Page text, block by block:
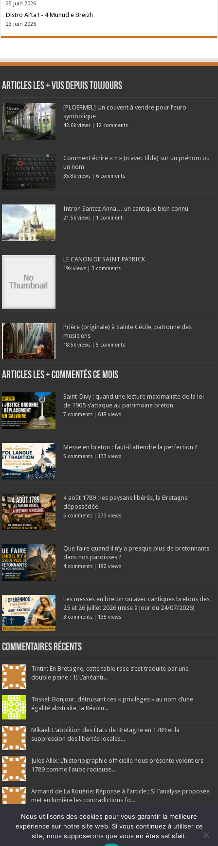
25 juin 2026
Distro Ai'ta ! - 4 Munud e Breizh
23 juin 2026
Articles les + vus depuis toujours
[PLOERMEL] Un couvent à vendre pour l’euro
symbolique
42.6k views | 12 comments
Comment écrire « ñ » (n avec tilde) sur un prénom ou
un nom
35.8k views | 6 comments
Intron Santez Anna… un cantique bien connu
21.5k views | 1 comment
LE CANON DE SAINT PATRICK
19k views | 3 comments
Prière (originale) à Sainte Cécile, patronne des
musiciens
18.5k views |5 comments
Articles les + commentés ce mois
Saint-Divy : quand une lecture maximaliste de la loi
de 1905 s’attaque au patrimoine breton
7 comments | 618 views
Messe en breton : faut-il attendre la perfection ?
5 comments | 133 views
4 août 1789 : les paysans libérés, la Bretagne
dépossédée
5 comments | 273 views
Que faire quand il n’y a presque plus de bretonnants
dans nos paroisses ?
4 comments | 182 views
Les messes en breton ou avec cantiques bretons des
25 et 26 juillet 2026 (mise à jour du 24/07/2026)
3 comments | 135 views
Commentaires récents
Tintin: En Bretagne, cette table rase s’est traduite par une
double peine : 1) L’anéanti...
Triskel: Bonjour, détruisant ces « privilèges » au nom d’une
égalité abstraite, la Révolu...
Mikael: L'abolition des États de Bretagne en 1789 et la
suppression des libertés locales...
Jules Allix: L’historiographie officielle nous présente volontiers
1789 comme l'aube radieuse...
Armand de La Rouërie: Réponse à l'article : Si l’analyse proposée
met en lumière les contradictions fo...
Nous utilisons des cookies pour vous garantir la meilleure
expérience sur notre site web. Si vous continuez à utiliser ce
site, nous supposerons que vous en êtes satisfait.